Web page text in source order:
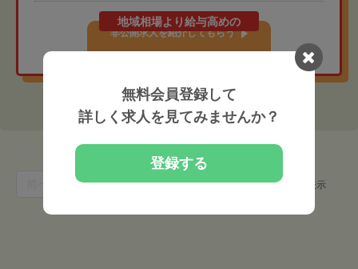
地域相場より給与高めの
非公開求人を紹介してもらう
1 次へ 1 件中 1 〜 1 件を表示
無料会員登録して
詳しく求人を見てみませんか？
登録する